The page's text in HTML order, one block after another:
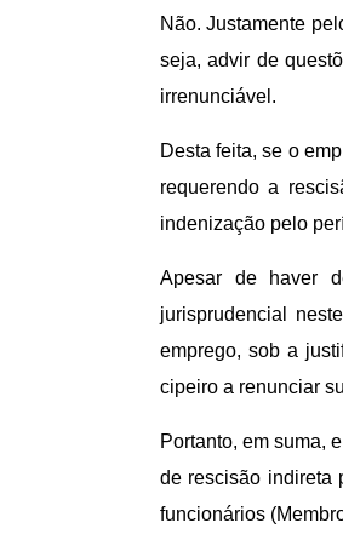
Não. Justamente
seja, advir de
irrenunciável.
Desta feita, se o
requerendo a
indenização pelo
Apesar de haver
jurisprudencial
emprego, sob a
cipeiro a renunciar
Portanto, em suma,
de rescisão indireta
funcionários